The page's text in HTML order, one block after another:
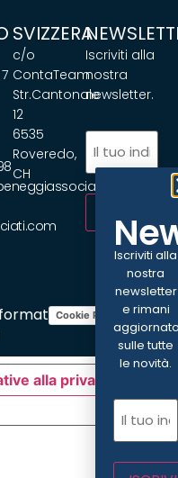
SVIZZERA
c/o
ContaTeam
Str.Cantonale
12
6535
Roveredo,
CH
Iscriviti alla
nostra
newsletter.
Email
Cookie PolicyPrivacy Policy
alla privacy
Iscriviti alla
nostra
newsletter
e rimani
sulle tutte
le novità.
Email